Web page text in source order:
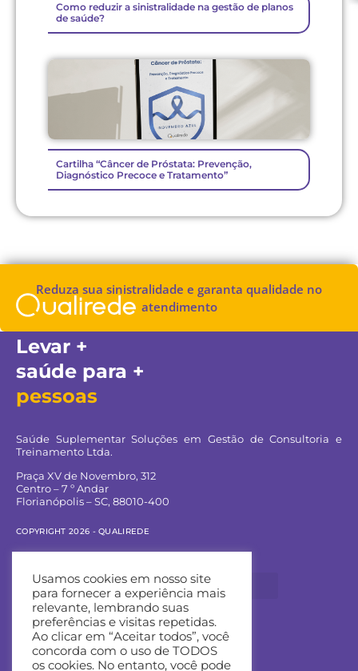
Como reduzir a sinistralidade na gestão de planos
de saúde?
Cartilha “Câncer de Próstata: Prevenção,
Diagnóstico Precoce e Tratamento”
Reduza sua sinistralidade e garanta qualidade no
atendimento
Levar +
saúde para +
pessoas
Saúde Suplementar Soluções em Gestão de Consultoria e
Treinamento Ltda.
Praça XV de Novembro, 312
Centro – 7 º Andar
Florianópolis – SC, 88010-400
COPYRIGHT 2026 - QUALIREDE
Entre em contato:
Usamos cookies em nosso site
para fornecer a experiência mais
relevante, lembrando suas
preferências e visitas repetidas.
Ao clicar em “Aceitar todos”, você
concorda com o uso de TODOS
os cookies. No entanto, você pode